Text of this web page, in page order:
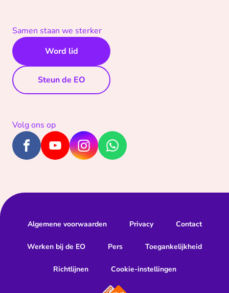
Samen staan we sterker
Word lid
Steun de EO
Volg ons op
Algemene voorwaarden Privacy Contact
Werken bij de EO Pers Toegankelijkheid
Richtlijnen Cookie-instellingen